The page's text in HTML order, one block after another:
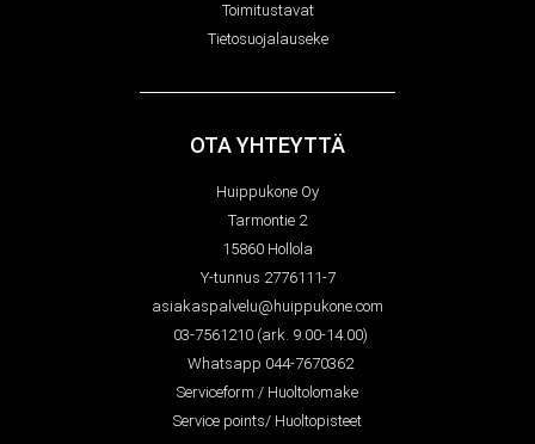
Toimitustavat
Tietosuojalauseke
OTA YHTEYTTÄ
Huippukone Oy
Tarmontie 2
15860 Hollola
Y-tunnus 2776111-7
asiakaspalvelu@huippukone.com
03-7561210 (ark. 9.00-14.00)
Whatsapp 044-7670362
Serviceform / Huoltolomake
Service points/ Huoltopisteet